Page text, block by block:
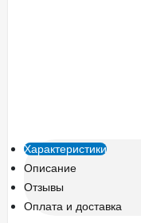
Характеристики
Описание
Отзывы
Оплата и доставка